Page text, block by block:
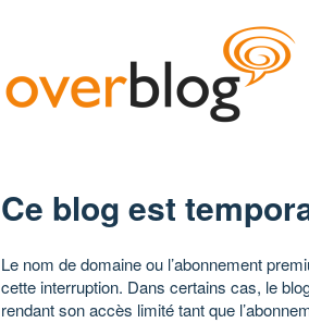
Ce blog est
Le nom de domaine ou l’abonnement
cette interruption. Dans certains cas, le
rendant son accès limité tant que